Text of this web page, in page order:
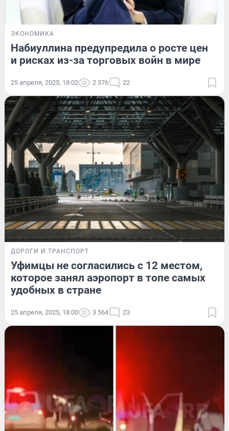
ЭКОНОМИКА
Набиуллина предупредила о росте цен
и рисках из-за торговых войн в мире
25 апреля, 2025, 18:02 2 376 22
ДОРОГИ И ТРАНСПОРТ
Уфимцы не согласились с 12 местом,
которое занял аэропорт в топе самых
удобных в стране
25 апреля, 2025, 18:00 3 564 23